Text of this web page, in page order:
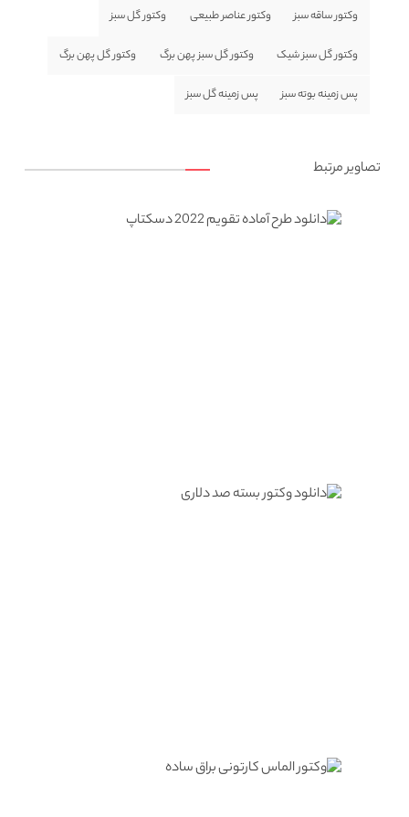
وکتور ساقه سبز وکتور عناصر طبیعی وکتور گل سبز
وکتور گل سبز شیک وکتور گل سبز پهن برگ وکتور گل پهن برگ
پس زمینه بوته سبز پس زمینه گل سبز
تصاویر مرتبط